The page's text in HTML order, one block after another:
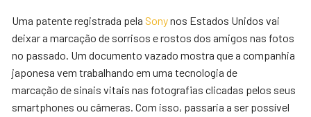
Uma patente registrada pela Sonynos Estados Unidos vai
deixar a marcação de sorrisos e rostos dos amigos nas fotos
no passado. Um documento vazado mostra que a companhia
japonesa vem trabalhando em uma tecnologia de
marcação de sinais vitais nas fotografias clicadas pelos seus
smartphones ou câmeras. Com isso, passaria a ser possível